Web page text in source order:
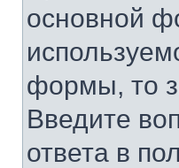
основной
формы, то
Введите
ответа в